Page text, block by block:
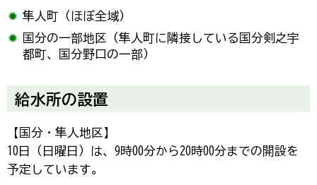
隼人町（ほぼ全域）
国分の一部地区（隼人町に隣接している国分剣之宇
都町、国分野口の一部）
給水所の設置
【国分・隼人地区】
10日（日曜日）は、9時00分から20時00分までの開設を
予定しています。